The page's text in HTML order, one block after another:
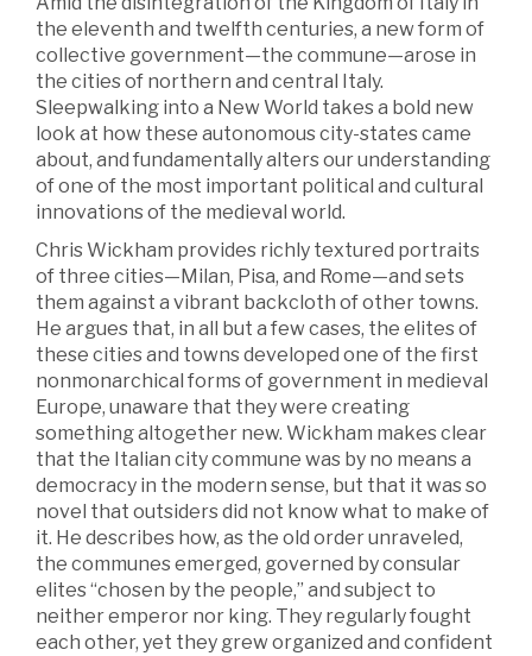
the eleventh and twelfth centuries, a new form of
collective government—the commune—arose in
the cities of northern and central Italy.
Sleepwalking into a New World takes a bold new
look at how these autonomous city-states came
about, and fundamentally alters our understanding
of one of the most important political and cultural
innovations of the medieval world.
Chris Wickham provides richly textured portraits
of three cities—Milan, Pisa, and Rome—and sets
them against a vibrant backcloth of other towns.
He argues that, in all but a few cases, the elites of
these cities and towns developed one of the first
nonmonarchical forms of government in medieval
Europe, unaware that they were creating
something altogether new. Wickham makes clear
that the Italian city commune was by no means a
democracy in the modern sense, but that it was so
novel that outsiders did not know what to make of
it. He describes how, as the old order unraveled,
the communes emerged, governed by consular
elites “chosen by the people,” and subject to
neither emperor nor king. They regularly fought
each other, yet they grew organized and confident